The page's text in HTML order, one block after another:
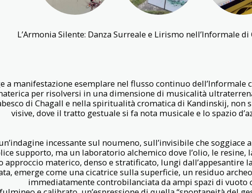
L’Armonia Silente: Danza Surreale e Lirismo nell’Informale di
a manifestazione esemplare nel flusso continuo
per risolversi in una dimensione di musicalità
di Chagall e nella spiritualità cromatica di Kandinskij,
visive, dove il tratto gestuale si fa nota musicale e lo spazio
incessante sul noumeno, sull’invisibile che
supporto, ma un laboratorio alchemico dove l’olio, le
materico, denso e stratificato, lungi dall’appesantire
emerge come una cicatrice sulla superficie, un residuo
immediatamente controbilanciata da ampi spazi di vuoto